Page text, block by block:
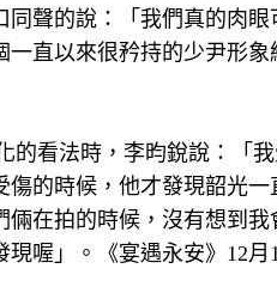
同聲的說：「我們真的肉眼
直以來很矜持的少尹形象
的看法時，李昀銳說：「我
的時候，他才發現韶光一
在拍的時候，沒有想到我
喔」。《宴遇永安》12月